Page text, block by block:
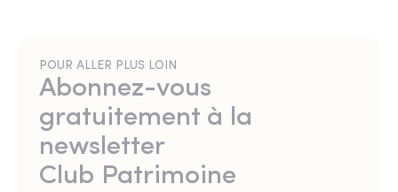
POUR ALLER PLUS LOIN
Abonnez-vous
gratuitement à la
newsletter
Club Patrimoine